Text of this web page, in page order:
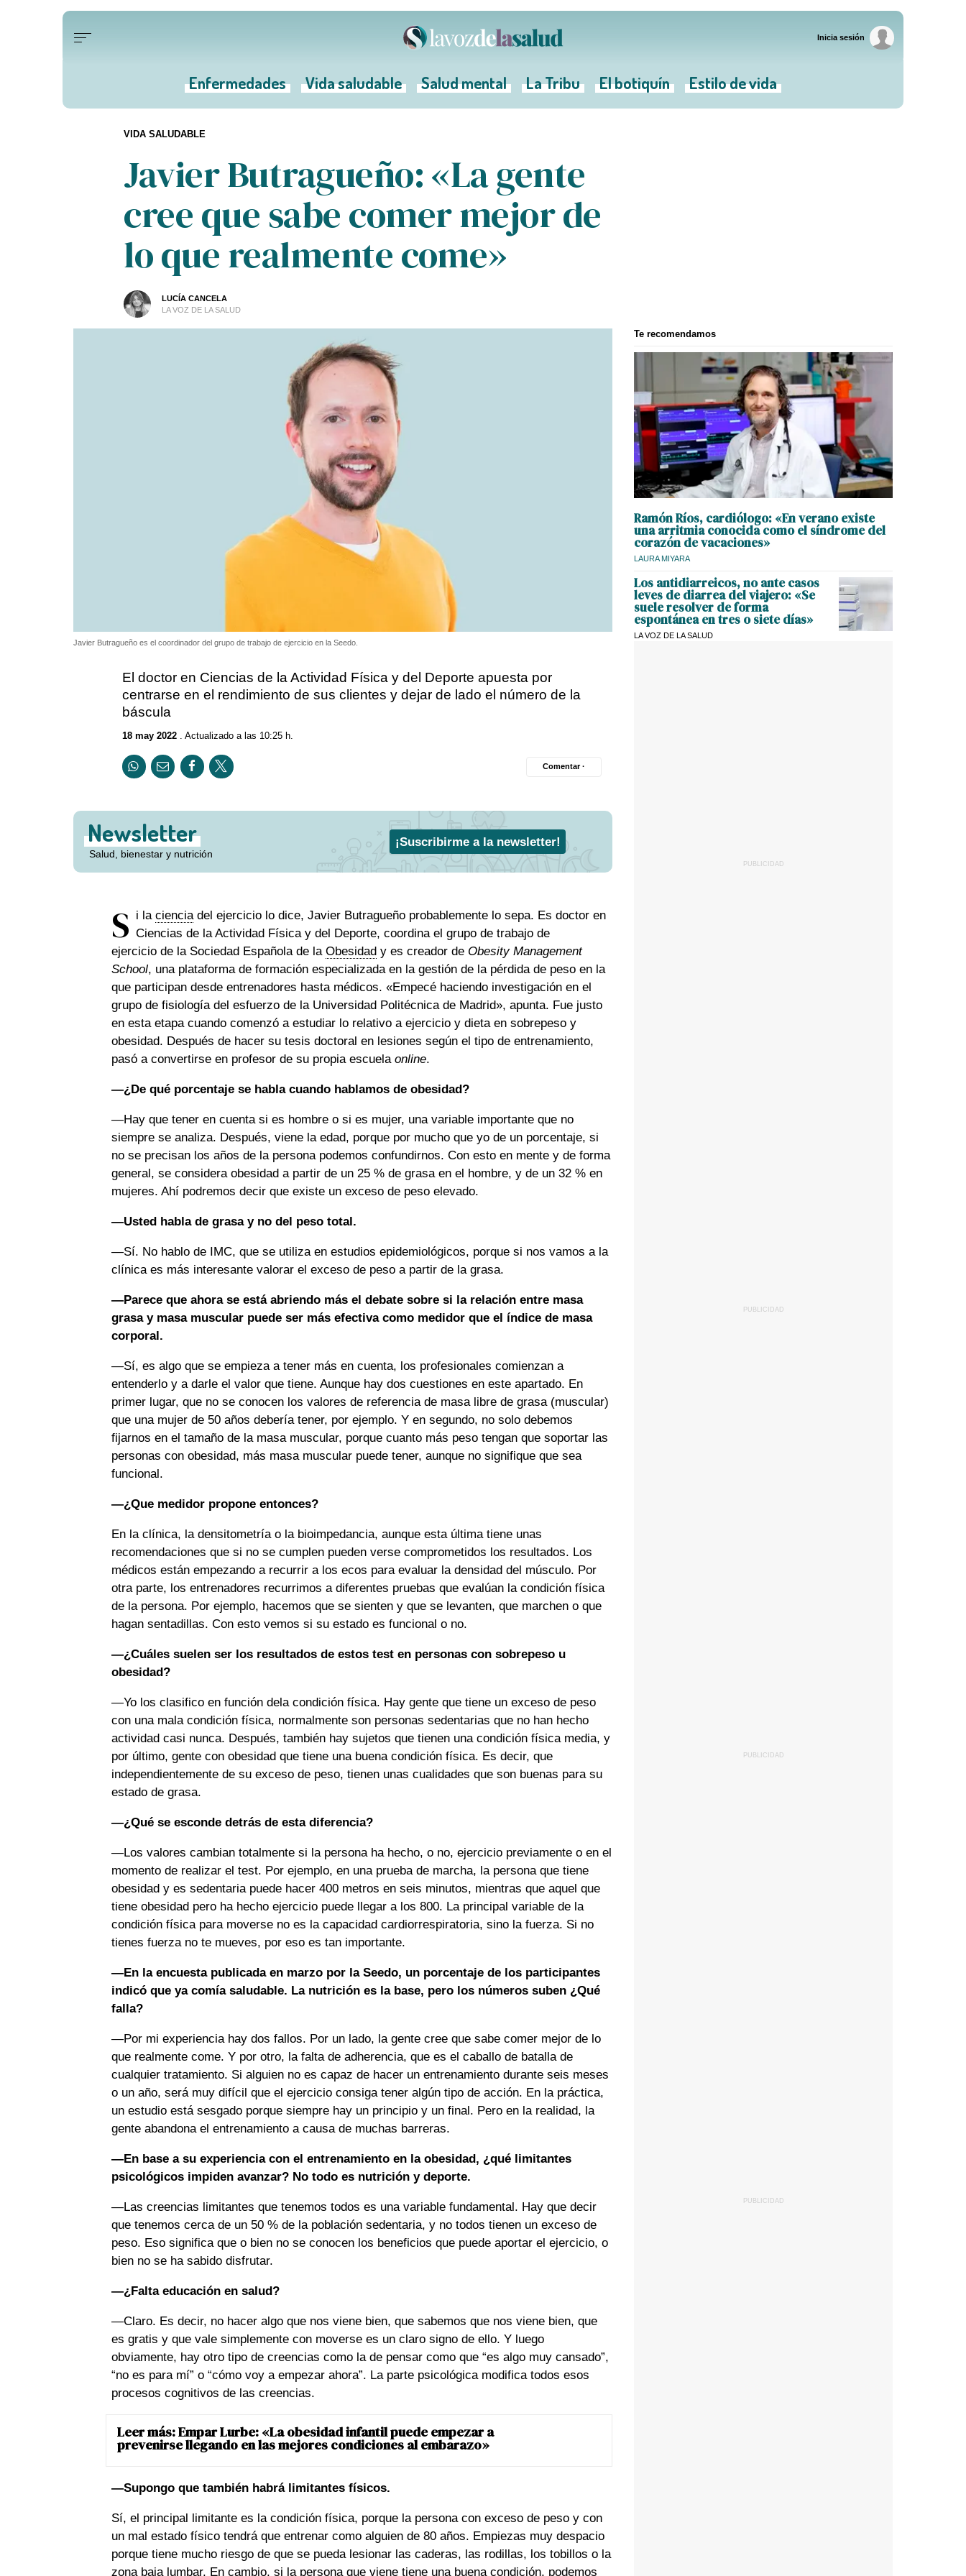
Inicia sesión
Enfermedades Vida saludable Salud mental La Tribu El botiquín Estilo de vida
Javier Butragueño: «La gente
cree que sabe comer mejor de
lo que realmente come»
LUCÍA CANCELA
LA VOZ DE LA SALUD
VIDA SALUDABLE
Javier Butragueño es el coordinador del grupo de trabajo de ejercicio en la Seedo.
El doctor en Ciencias de la Actividad Física y del Deporte apuesta por
centrarse en el rendimiento de sus clientes y dejar de lado el número de la
báscula
18 may 2022. Actualizado a las 10:25 h.
Comentar ·
Newsletter
Salud, bienestar y nutrición
¡Suscribirme a la newsletter!
S i la cienciadel ejercicio lo dice, Javier Butragueño probablemente lo sepa. Es doctor en
Ciencias de la Actividad Física y del Deporte, coordina el grupo de trabajo de
ejercicio de la Sociedad Española de la Obesidad y es creador de Obesity Management
School, una plataforma de formación especializada en la gestión de la pérdida de peso en la
que participan desde entrenadores hasta médicos. «Empecé haciendo investigación en el
grupo de fisiología del esfuerzo de la Universidad Politécnica de Madrid», apunta. Fue justo
en esta etapa cuando comenzó a estudiar lo relativo a ejercicio y dieta en sobrepeso y
obesidad. Después de hacer su tesis doctoral en lesiones según el tipo de entrenamiento,
pasó a convertirse en profesor de su propia escuela online.
—¿De qué porcentaje se habla cuando hablamos de obesidad?
—Hay que tener en cuenta si es hombre o si es mujer, una variable importante que no
siempre se analiza. Después, viene la edad, porque por mucho que yo de un porcentaje, si
no se precisan los años de la persona podemos confundirnos. Con esto en mente y de forma
general, se considera obesidad a partir de un 25 % de grasa en el hombre, y de un 32 % en
mujeres. Ahí podremos decir que existe un exceso de peso elevado.
—Usted habla de grasa y no del peso total.
—Sí. No hablo de IMC, que se utiliza en estudios epidemiológicos, porque si nos vamos a la
clínica es más interesante valorar el exceso de peso a partir de la grasa.
—Parece que ahora se está abriendo más el debate sobre si la relación entre masa
grasa y masa muscular puede ser más efectiva como medidor que el índice de masa
corporal.
—Sí, es algo que se empieza a tener más en cuenta, los profesionales comienzan a
entenderlo y a darle el valor que tiene. Aunque hay dos cuestiones en este apartado. En
primer lugar, que no se conocen los valores de referencia de masa libre de grasa (muscular)
que una mujer de 50 años debería tener, por ejemplo. Y en segundo, no solo debemos
fijarnos en el tamaño de la masa muscular, porque cuanto más peso tengan que soportar las
personas con obesidad, más masa muscular puede tener, aunque no signifique que sea
funcional.
—¿Que medidor propone entonces?
En la clínica, la densitometría o la bioimpedancia, aunque esta última tiene unas
recomendaciones que si no se cumplen pueden verse comprometidos los resultados. Los
médicos están empezando a recurrir a los ecos para evaluar la densidad del músculo. Por
otra parte, los entrenadores recurrimos a diferentes pruebas que evalúan la condición física
de la persona. Por ejemplo, hacemos que se sienten y que se levanten, que marchen o que
hagan sentadillas. Con esto vemos si su estado es funcional o no.
—¿Cuáles suelen ser los resultados de estos test en personas con sobrepeso u
obesidad?
—Yo los clasifico en función dela condición física. Hay gente que tiene un exceso de peso
con una mala condición física, normalmente son personas sedentarias que no han hecho
actividad casi nunca. Después, también hay sujetos que tienen una condición física media, y
por último, gente con obesidad que tiene una buena condición física. Es decir, que
independientemente de su exceso de peso, tienen unas cualidades que son buenas para su
estado de grasa.
—¿Qué se esconde detrás de esta diferencia?
—Los valores cambian totalmente si la persona ha hecho, o no, ejercicio previamente o en el
momento de realizar el test. Por ejemplo, en una prueba de marcha, la persona que tiene
obesidad y es sedentaria puede hacer 400 metros en seis minutos, mientras que aquel que
tiene obesidad pero ha hecho ejercicio puede llegar a los 800. La principal variable de la
condición física para moverse no es la capacidad cardiorrespiratoria, sino la fuerza. Si no
tienes fuerza no te mueves, por eso es tan importante.
—En la encuesta publicada en marzo por la Seedo, un porcentaje de los participantes
indicó que ya comía saludable. La nutrición es la base, pero los números suben ¿Qué
falla?
—Por mi experiencia hay dos fallos. Por un lado, la gente cree que sabe comer mejor de lo
que realmente come. Y por otro, la falta de adherencia, que es el caballo de batalla de
cualquier tratamiento. Si alguien no es capaz de hacer un entrenamiento durante seis meses
o un año, será muy difícil que el ejercicio consiga tener algún tipo de acción. En la práctica,
un estudio está sesgado porque siempre hay un principio y un final. Pero en la realidad, la
gente abandona el entrenamiento a causa de muchas barreras.
—En base a su experiencia con el entrenamiento en la obesidad, ¿qué limitantes
psicológicos impiden avanzar? No todo es nutrición y deporte.
—Las creencias limitantes que tenemos todos es una variable fundamental. Hay que decir
que tenemos cerca de un 50 % de la población sedentaria, y no todos tienen un exceso de
peso. Eso significa que o bien no se conocen los beneficios que puede aportar el ejercicio, o
bien no se ha sabido disfrutar.
—¿Falta educación en salud?
—Claro. Es decir, no hacer algo que nos viene bien, que sabemos que nos viene bien, que
es gratis y que vale simplemente con moverse es un claro signo de ello. Y luego
obviamente, hay otro tipo de creencias como la de pensar como que “es algo muy cansado”,
“no es para mí” o “cómo voy a empezar ahora”. La parte psicológica modifica todos esos
procesos cognitivos de las creencias.
Leer más:Empar Lurbe: «La obesidad infantil puede empezar a
prevenirse llegando en las mejores condiciones al embarazo»
—Supongo que también habrá limitantes físicos.
Sí, el principal limitante es la condición física, porque la persona con exceso de peso y con
un mal estado físico tendrá que entrenar como alguien de 80 años. Empiezas muy despacio
porque tiene mucho riesgo de que se pueda lesionar las caderas, las rodillas, los tobillos o la
zona baja lumbar. En cambio, si la persona que viene tiene una buena condición, podemos
Te recomendamos
Ramón Ríos, cardiólogo: «En verano existe
una arritmia conocida como el síndrome del
corazón de vacaciones»
LAURA MIYARA
Los antidiarreicos, no ante casos
leves de diarrea del viajero: «Se
suele resolver de forma
espontánea en tres o siete días»
LA VOZ DE LA SALUD